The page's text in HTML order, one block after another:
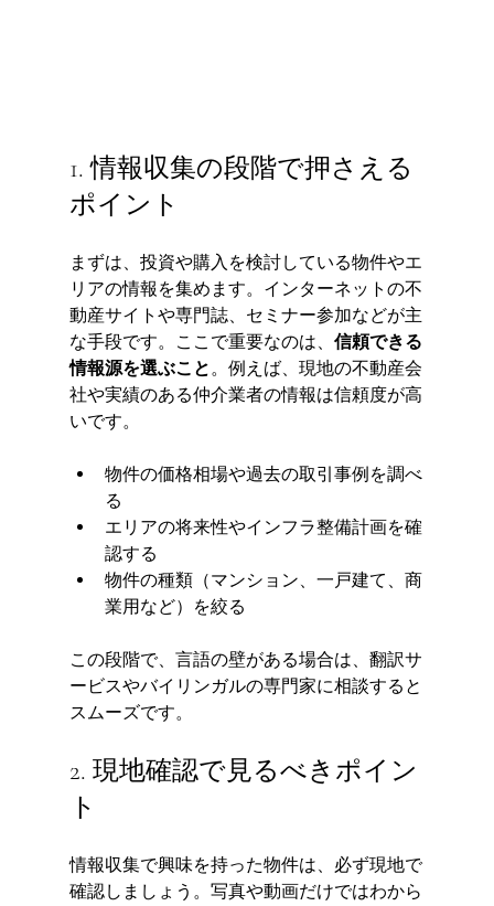
1. 情報収集の段階で押さえる
ポイント
まずは、投資や購入を検討している物件やエ
リアの情報を集めます。インターネットの不
動産サイトや専門誌、セミナー参加などが主
な手段です。ここで重要なのは、 信頼できる
情報源を選ぶこと。例えば、現地の不動産会
社や実績のある仲介業者の情報は信頼度が高
いです。
物件の価格相場や過去の取引事例を調べ
る
エリアの将来性やインフラ整備計画を確
認する
物件の種類（マンション、一戸建て、商
業用など）を絞る
この段階で、言語の壁がある場合は、翻訳サ
ービスやバイリンガルの専門家に相談すると
スムーズです。
2. 現地確認で見るべきポイン
ト
情報収集で興味を持った物件は、必ず現地で
確認しましょう。写真や動画だけではわから